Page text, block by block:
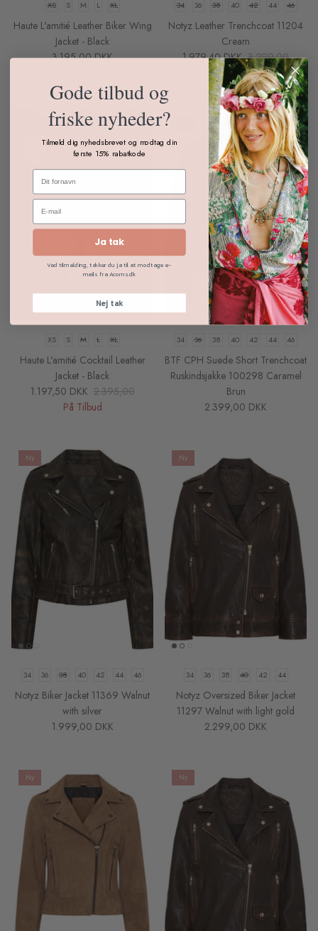
XS S M L XL
Haute L'amitié Leather Biker Wing
Jacket - Black
3.195,00 DKK
34 36 38 40 42 44 46
Notyz Leather Trenchcoat 11204
Cream
1.979,40 DKK 3.299,00
På Tilbud
XS S M L XL
Haute L'amitié Cocktail Leather
Jacket - Black
1.197,50 DKK 2.395,00
På Tilbud
34 36 38 40 42 44 46
BTF CPH Suede Short Trenchcoat
Ruskindsjakke 100298 Caramel
Brun
2.399,00 DKK
Ny
34 36 38 40 42 44 46
Notyz Biker Jacket 11369 Walnut
with silver
1.999,00 DKK
Ny
34 36 38 40 42 44
Notyz Oversized Biker Jacket
11297 Walnut with light gold
2.299,00 DKK
Ny Ny
Gode tilbud og
friske nyheder?
Tilmeld dig nyhedsbrevet og modtag din
første 15% rabatkode
Ja tak
Ved tilmelding, takker du ja til at modtage e-
mails fra Acorns.dk
Nej tak